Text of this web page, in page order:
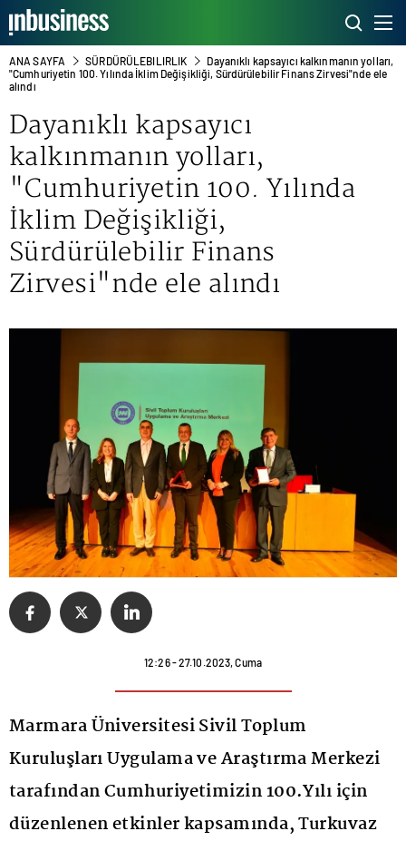
ANA SAYFA SÜRDÜRÜLEBILIRLIK
Dayanıklı kapsayıcı kalkınmanın yolları,
"Cumhuriyetin 100. Yılında İklim Değişikliği, Sürdürülebilir Finans Zirvesi"nde ele
alındı
Dayanıklı kapsayıcı
kalkınmanın yolları,
"Cumhuriyetin 100. Yılında
İklim Değişikliği,
Sürdürülebilir Finans
Zirvesi"nde ele alındı
12:26 - 27.10.2023, Cuma
Marmara Üniversitesi Sivil Toplum
Kuruluşları Uygulama ve Araştırma Merkezi
tarafından Cumhuriyetimizin 100.Yılı için
düzenlenen etkinler kapsamında, Turkuvaz